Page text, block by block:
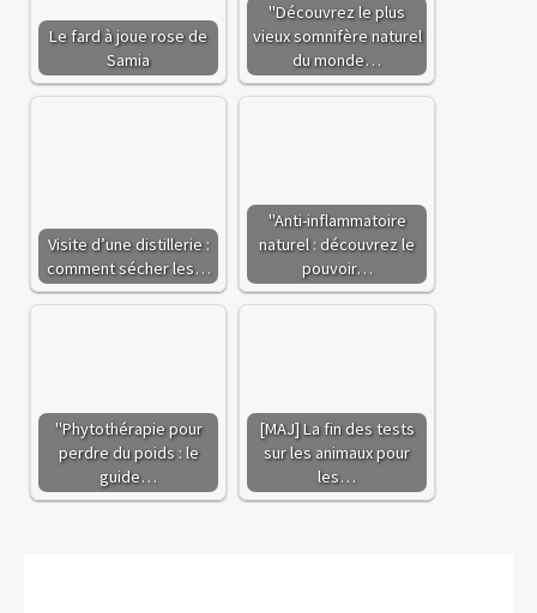
Le fard à joue rose de
Samia
"Découvrez le plus
vieux somnifère naturel
du monde…
Visite d’une distillerie :
comment sécher les…
"Anti-inflammatoire
naturel : découvrez le
pouvoir…
"Phytothérapie pour
perdre du poids : le
guide…
[MAJ] La fin des tests
sur les animaux pour
les…